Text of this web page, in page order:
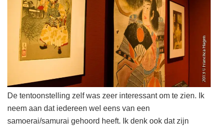
De tentoonstelling zelf was zeer interessant om te zien. Ik
neem aan dat iedereen wel eens van een
samoerai/samurai gehoord heeft. Ik denk ook dat zijn